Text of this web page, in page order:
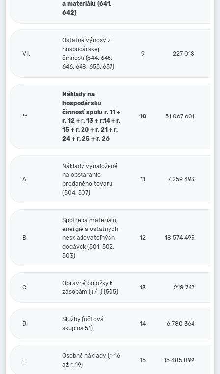
a materiálu (641,
642)
VII.
Ostatné výnosy z
hospodárskej
činnosti (644, 645,
646, 648, 655, 657)
9 227 018
**
Náklady na
hospodársku
činnosť spolu r. 11 +
r. 12 + r. 13 + r.14 + r.
15 + r. 20 + r. 21 + r.
24 + r. 25 + r. 26
10 51 067 601
A.
Náklady vynaložené
na obstaranie
predaného tovaru
(504, 507)
11 7 259 493
B.
Spotreba materiálu,
energie a ostatných
neskladovateľných
dodávok (501, 502,
503)
12 18 574 493
C
Opravné položky k
zásobám (+/-) (505)
13 218 747
D.
Služby (účtová
skupina 51)
14 6 780 364
E.
Osobné náklady (r. 16
až r. 19)
15 15 485 899